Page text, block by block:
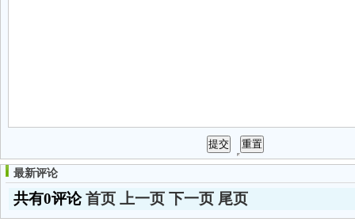
最新评论
共有0评论首页 上一页 下一页 尾页